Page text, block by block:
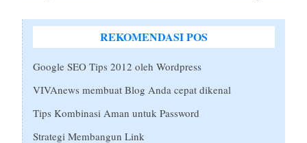
REKOMENDASI POS
Google SEO Tips 2012 oleh Wordpress
VIVAnews membuat Blog Anda cepat dikenal
Tips Kombinasi Aman untuk Password
Strategi Membangun Link